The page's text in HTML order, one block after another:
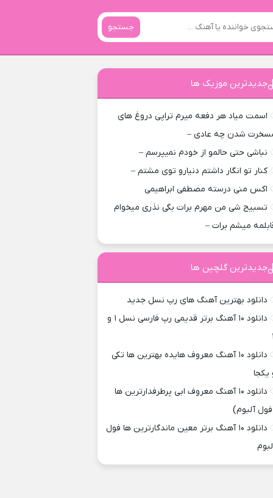
جستجو
جدیدترین موزیک ها
اسمت میاد هر دفعه میرم تراپی دروغ‌ های
شدن چه عادی –
نباشی حتی حالمو از خودم نمیپرسم –
کنار تو انگار داشتم دنیارو توی مشتم –
اکس منی درسته مصطفی ابراهیمی
تسبیح شی من مهرم برات بگی نذری میخوام
میشم برات –
جدیدترین گلچین ها
دانلود بهترین آهنگ های رپ نسل جدید
دانلود ۱۰ آهنگ برتر قدیمی رپ فارسی نسل ۱ و
دانلود ۱۰ آهنگ معروف هایده بهترین ها تکی
یکجا
دانلود ۱۰ آهنگ معروف ابی پرطرفدارترین ها
آلبوم)
دانلود ۱۰ آهنگ برتر معین ماندگارترین ها فول